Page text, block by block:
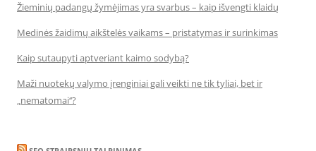
Žieminių padangų žymėjimas yra svarbus – kaip išvengti klaidų
Medinės žaidimų aikštelės vaikams – pristatymas ir surinkimas
Kaip sutaupyti aptveriant kaimo sodybą?
Maži nuotekų valymo įrenginiai gali veikti ne tik tyliai, bet ir
„nematomai‘‘?